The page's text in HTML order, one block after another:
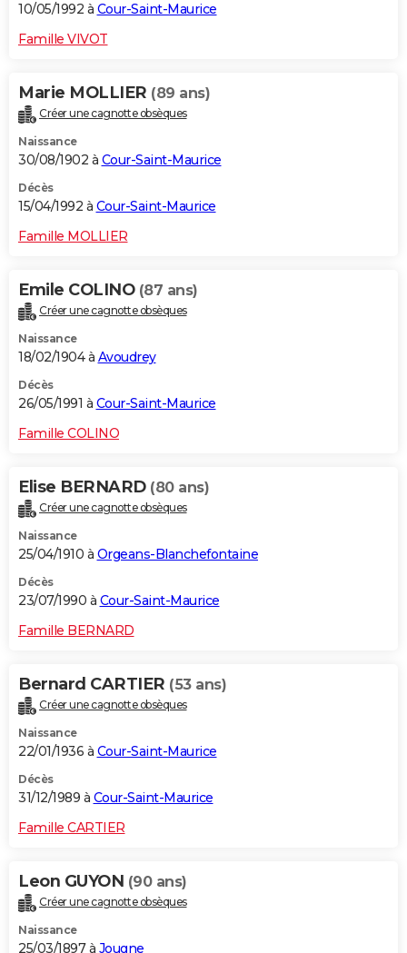
10/05/1992 à Cour-Saint-Maurice
Famille VIVOT
Marie MOLLIER (89 ans)
Créer une cagnotte obsèques
Naissance
30/08/1902 à Cour-Saint-Maurice
Décès
15/04/1992 à Cour-Saint-Maurice
Famille MOLLIER
Emile COLINO (87 ans)
Créer une cagnotte obsèques
Naissance
18/02/1904 à Avoudrey
Décès
26/05/1991 à Cour-Saint-Maurice
Famille COLINO
Elise BERNARD (80 ans)
Créer une cagnotte obsèques
Naissance
25/04/1910 à Orgeans-Blanchefontaine
Décès
23/07/1990 à Cour-Saint-Maurice
Famille BERNARD
Bernard CARTIER (53 ans)
Créer une cagnotte obsèques
Naissance
22/01/1936 à Cour-Saint-Maurice
Décès
31/12/1989 à Cour-Saint-Maurice
Famille CARTIER
Leon GUYON (90 ans)
Créer une cagnotte obsèques
Naissance
25/03/1897 à Jougne